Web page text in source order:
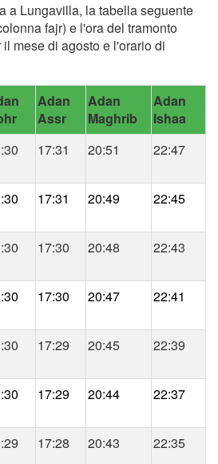
a Lungavilla, la tabella seguente
fajr) e l'ora del tramonto
mese di agosto e l'orario di
Adan
Assr
Adan
Maghrib
Adan
Ishaa
17:31 20:51 22:47
17:31 20:49 22:45
17:30 20:48 22:43
17:30 20:47 22:41
17:29 20:45 22:39
17:29 20:44 22:37
17:28 20:43 22:35